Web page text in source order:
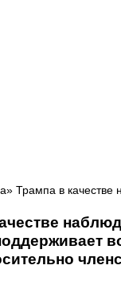
Трампа в качестве